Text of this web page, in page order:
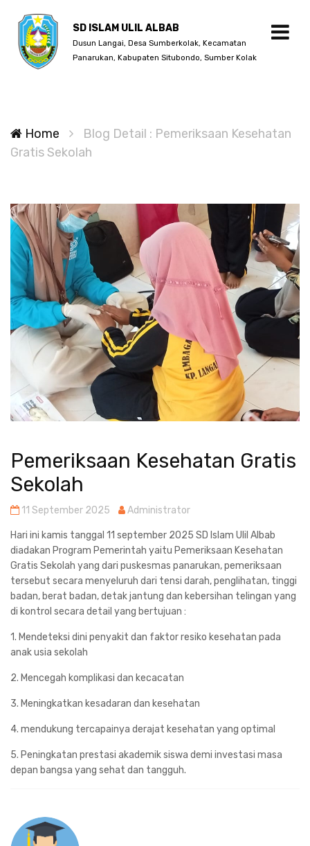
SD ISLAM ULIL ALBAB
Dusun Langai, Desa Sumberkolak, Kecamatan
Panarukan, Kabupaten Situbondo, Sumber Kolak
Home
Blog Detail : Pemeriksaan Kesehatan
Gratis Sekolah
Pemeriksaan Kesehatan Gratis
Sekolah
11 September 2025 Administrator
Hari ini kamis tanggal 11 september 2025 SD Islam Ulil Albab
diadakan Program Pemerintah yaitu Pemeriksaan Kesehatan
Gratis Sekolah yang dari puskesmas panarukan, pemeriksaan
tersebut secara menyeluruh dari tensi darah, penglihatan, tinggi
badan, berat badan, detak jantung dan kebersihan telingan yang
di kontrol secara detail yang bertujuan :
1. Mendeteksi dini penyakit dan faktor resiko kesehatan pada
anak usia sekolah
2. Mencegah komplikasi dan kecacatan
3. Meningkatkan kesadaran dan kesehatan
4. mendukung tercapainya derajat kesehatan yang optimal
5. Peningkatan prestasi akademik siswa demi investasi masa
depan bangsa yang sehat dan tangguh.